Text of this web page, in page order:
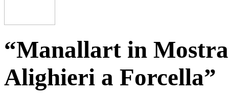
“Manallart in
Alighieri a Forcella”